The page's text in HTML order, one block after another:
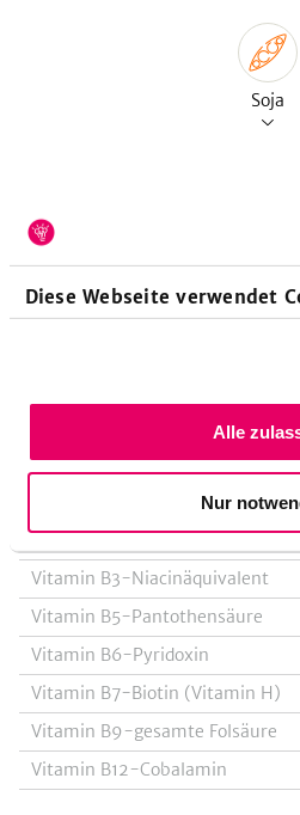
Diese Webseite verwendet
Alle
Nur
Soja
Vitamine
Vitamin A-Retinoläquivalent
Vitamin E-Alpha-Tocopherol
Vitamin B1-Thiamin
Vitamin B2-Riboflavin
Vitamin B3-Niacin, Nicotinsäure
Vitamin B3-Niacinäquivalent
Vitamin B5-Pantothensäure
Vitamin B6-Pyridoxin
Vitamin B7-Biotin (Vitamin H)
Vitamin B9-gesamte Folsäure
Vitamin B12-Cobalamin